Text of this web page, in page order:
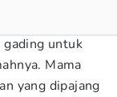
untuk
Mama
yang dipajang